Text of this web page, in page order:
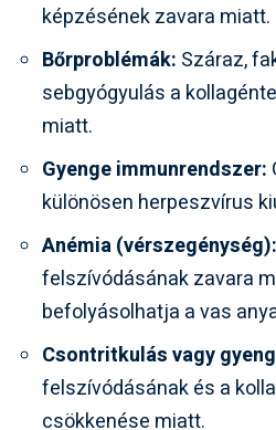
képzésének zavara miatt.
Bőrproblémák: Száraz,
sebgyógyulás a
miatt.
Gyenge immunrendszer:
különösen herpeszvírus
Anémia (vérszegénység):
felszívódásának zavara
befolyásolhatja a vas
Csontritkulás vagy
felszívódásának és a
csökkenése miatt.